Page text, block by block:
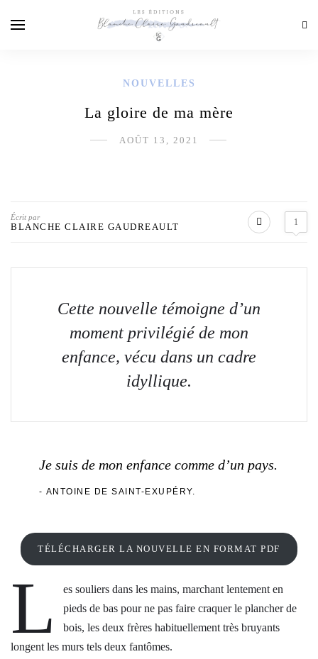
NOUVELLES
La gloire de ma mère
AOÛT 13, 2021
Écrit par
BLANCHE CLAIRE GAUDREAULT 1
Cette nouvelle témoigne d’un
moment privilégié de mon
enfance, vécu dans un cadre
idyllique.
Je suis de mon enfance comme d’un pays.
ANTOINE DE SAINT-EXUPÉRY.
TÉLÉCHARGER LA NOUVELLE EN FORMAT PDF
L
es souliers dans les mains, marchant lentement en
pieds de bas pour ne pas faire craquer le plancher de
bois, les deux frères habituellement très bruyants
longent les murs tels deux fantômes.